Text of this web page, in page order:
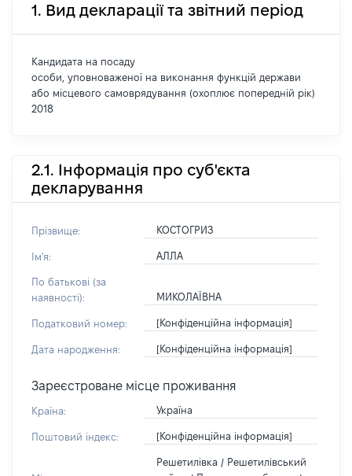
1. Вид декларації та звітний період
Кандидата на посаду
особи, уповноваженої на виконання функцій держави
або місцевого самоврядування (охоплює попередній рік)
2018
2.1. Інформація про суб'єкта
декларування
Прізвище: КОСТОГРИЗ
Ім'я: АЛЛА
По батькові (за
наявності):
МИКОЛАЇВНА
Податковий номер: [Конфіденційна інформація]
Дата народження: [Конфіденційна інформація]
Зареєстроване місце проживання
Країна: Україна
Поштовий індекс: [Конфіденційна інформація]
Решетилівка / Решетилівський